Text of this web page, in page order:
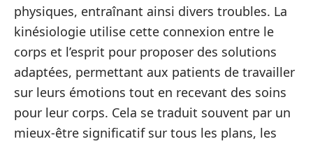
physiques, entraînant ainsi divers troubles. La
kinésiologie utilise cette connexion entre le
corps et l’esprit pour proposer des solutions
adaptées, permettant aux patients de travailler
sur leurs émotions tout en recevant des soins
pour leur corps. Cela se traduit souvent par un
mieux-être significatif sur tous les plans, les